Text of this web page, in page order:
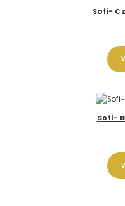
Sofi-
Sofi-